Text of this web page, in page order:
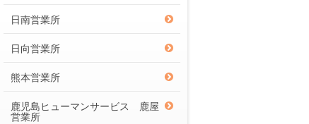
日南営業所
日向営業所
熊本営業所
鹿児島ヒューマンサービス 鹿屋
営業所